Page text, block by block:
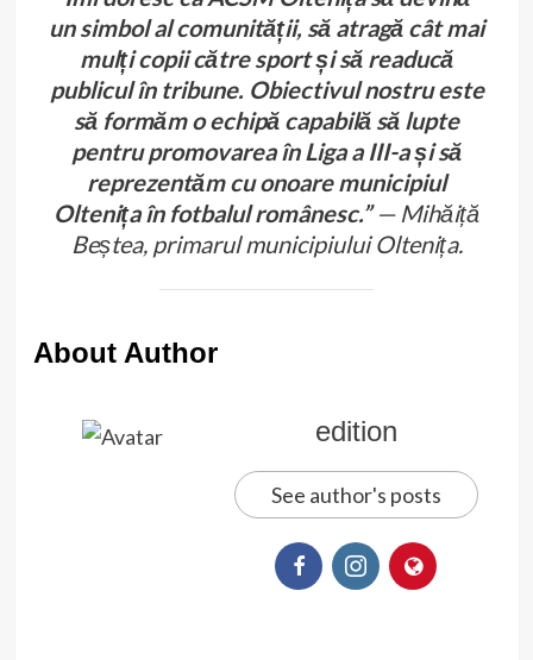
un simbol al comunității, să atragă cât mai
mulți copii către sport și să readucă
publicul în tribune. Obiectivul nostru este
să formăm o echipă capabilă să lupte
pentru promovarea în Liga a III-a și să
reprezentăm cu onoare municipiul
Oltenița în fotbalul românesc.”— Mihăiță
Beștea, primarul municipiului Oltenița.
About Author
edition
See author's posts